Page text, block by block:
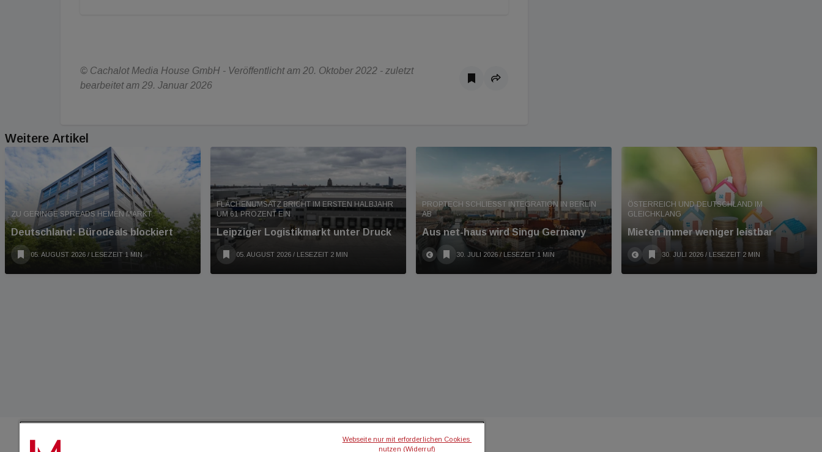
© Cachalot Media House GmbH - Veröffentlicht am 20. Oktober 2022 - zuletzt
bearbeitet am 29. Januar 2026
Weitere Artikel
ZU GERINGE SPREADS HEMEN MARKT
Deutschland: Bürodeals blockiert
05. AUGUST 2026 / LESEZEIT 1 MIN
FLÄCHENUMSATZ BRICHT IM ERSTEN HALBJAHR
UM 61 PROZENT EIN
Leipziger Logistikmarkt unter Druck
05. AUGUST 2026 / LESEZEIT 2 MIN
PROPTECH SCHLIESST INTEGRATION IN BERLIN A
B
Aus net-haus wird Singu Germany
30. JULI 2026 / LESEZEIT 1 MIN
ÖSTERREICH UND DEUTSCHLAND IM
GLEICHKLANG
Mieten immer weniger leistbar
30. JULI 2026 / LESEZEIT 2 MIN
Webseite nur mit erforderlichen Cookies
nutzen (Widerruf)